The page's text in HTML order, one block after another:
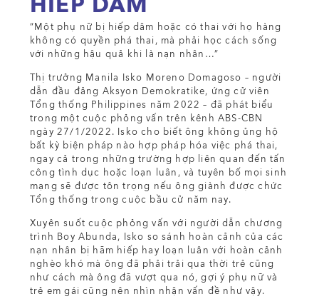
“Một phụ nữ bị hiếp dâm hoặc có thai với họ hàng
không có quyền phá thai, mà phải học cách sống
với những hậu quả khi là nạn nhân…”
Thị trưởng Manila Isko Moreno Domagoso – người
dẫn đầu đảng Aksyon Demokratike, ứng cử viên
Tổng thống Philippines năm 2022 – đã phát biểu
trong một cuộc phỏng vấn trên kênh ABS-CBN
ngày 27/1/2022. Isko cho biết ông không ủng hộ
bất kỳ biện pháp nào hợp pháp hóa việc phá thai,
ngay cả trong những trường hợp liên quan đến tấn
công tình dục hoặc loạn luân, và tuyên bố mọi sinh
mạng sẽ được tôn trọng nếu ông giành được chức
Tổng thống trong cuộc bầu cử năm nay.
Xuyên suốt cuộc phỏng vấn với người dẫn chương
trình Boy Abunda, Isko so sánh hoàn cảnh của các
nạn nhân bị hãm hiếp hay loạn luân với hoàn cảnh
nghèo khó mà ông đã phải trải qua thời trẻ cũng
như cách mà ông đã vượt qua nó, gợi ý phụ nữ và
trẻ em gái cũng nên nhìn nhận vấn đề như vậy.